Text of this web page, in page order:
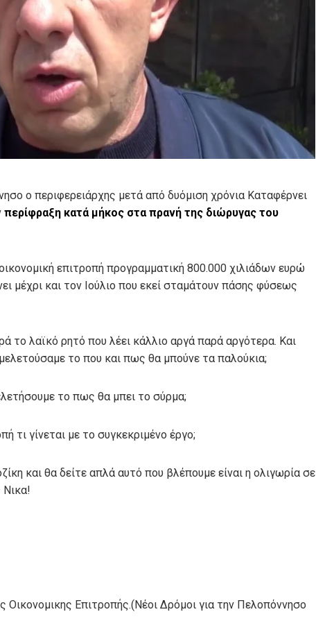
ο περιφερειάρχης μετά από δυόμιση χρόνια Καταφέρνει
περίφραξη κατά μήκος στα πρανή της διώρυγας του
επιτροπή προγραμματική 800.000 χιλιάδων ευρώ
μέχρι και τον Ιούλιο που εκεί σταμάτουν πάσης φύσεως
το λαϊκό ρητό που λέει κάλλιο αργά παρά αργότερα. Και
το που και πως θα μπούνε τα παλούκια;
το πως θα μπει το σύρμα;
τι γίνεται με το συγκεκριμένο έργο;
και θα δείτε απλά αυτό που βλέπουμε είναι η ολιγωρία σε
Νικα!
Επιτροπής.(Νέοι Δρόμοι για την Πελοπόννησο